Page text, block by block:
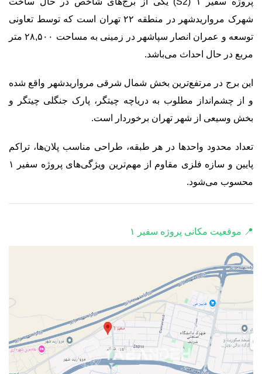
شهرک مرواریدشهر در منطقه ۲۲ تهران است که توسط تعاونی
توسعه و عمران انصار سپاشهر در زمینی به مساحت ۲۸,۵۰۰ متر
مربع در حال احداث می‌باشد.
این برج در مرتفع‌ترین بخش شمال شرقی مرواریدشهر واقع شده
و از چشم‌انداز مطلوب به دریاچه چیتگر، پارک جنگلی چیتگر و
بخش وسیعی از شهر تهران برخوردار است.
تعداد محدود واحدها در هر طبقه، طراحی مناسب پلان‌ها، تراکم
پایین و سازه فلزی مقاوم از مهم‌ترین ویژگی‌های پروژه سفیر ۱
محسوب می‌شود.
📍 موقعیت مکانی پروژه سفیر ۱